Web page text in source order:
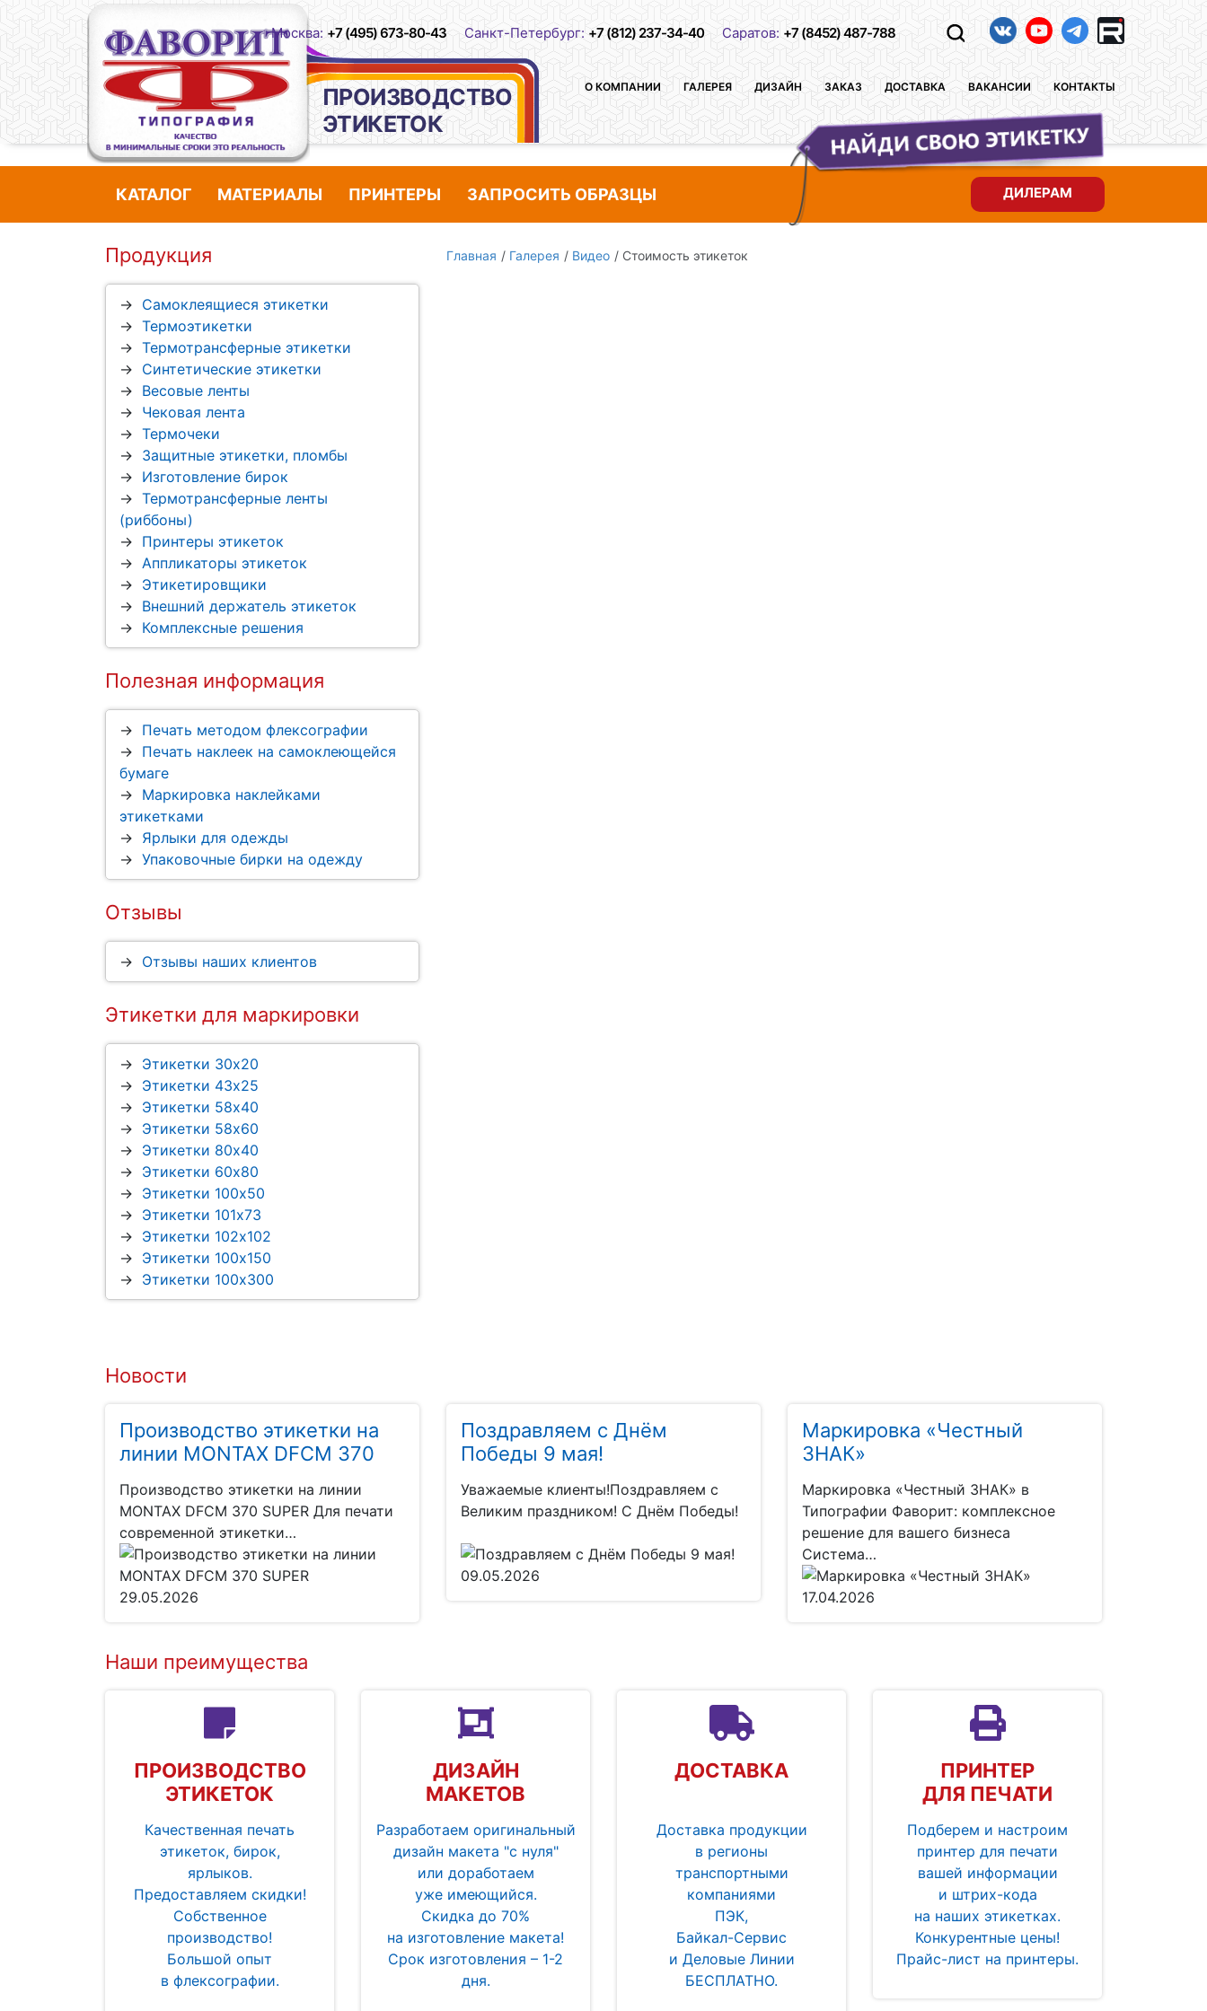
Москва: +7 (495) 673-80-43 Санкт-Петербург: +7 (812) 237-34-40 Саратов: +7 (8452) 487-788
ПРОИЗВОДСТВО
ЭТИКЕТОК
О КОМПАНИИ ГАЛЕРЕЯ ДИЗАЙН ЗАКАЗ ДОСТАВКА ВАКАНСИИ КОНТАКТЫ
КАТАЛОГ МАТЕРИАЛЫ ПРИНТЕРЫ ЗАПРОСИТЬ ОБРАЗЦЫ ДИЛЕРАМ
Продукция
Самоклеящиеся этикетки
Термоэтикетки
Термотрансферные этикетки
Синтетические этикетки
Весовые ленты
Чековая лента
Термочеки
Защитные этикетки, пломбы
Изготовление бирок
Термотрансферные ленты
(риббоны)
Принтеры этикеток
Аппликаторы этикеток
Этикетировщики
Внешний держатель этикеток
Комплексные решения
Полезная информация
Печать методом флексографии
Печать наклеек на самоклеющейся
бумаге
Маркировка наклейками
этикетками
Ярлыки для одежды
Упаковочные бирки на одежду
Отзывы
Отзывы наших клиентов
Этикетки для маркировки
Этикетки 30x20
Этикетки 43x25
Этикетки 58x40
Этикетки 58x60
Этикетки 80x40
Этикетки 60x80
Этикетки 100x50
Этикетки 101x73
Этикетки 102x102
Этикетки 100x150
Этикетки 100x300
Главная Галерея Видео Стоимость этикеток
Новости
Производство этикетки на
линии MONTAX DFCM 370
Производство этикетки на линии
MONTAX DFCM 370 SUPER Для печати
современной этикетки…
29.05.2026
Поздравляем с Днём
Победы 9 мая!
Уважаемые клиенты!Поздравляем с
Великим праздником! С Днём Победы!
09.05.2026
Маркировка «Честный
ЗНАК»
Маркировка «Честный ЗНАК» в
Типографии Фаворит: комплексное
решение для вашего бизнеса
Система…
17.04.2026
Наши преимущества
ПРОИЗВОДСТВО
ЭТИКЕТОК
Качественная печать
этикеток, бирок,
ярлыков.
Предоставляем скидки!
Собственное
производство!
Большой опыт
в флексографии.
ДИЗАЙН
МАКЕТОВ
Разработаем оригинальный
дизайн макета "с нуля"
или доработаем
уже имеющийся.
Скидка до 70%
на изготовление макета!
Срок изготовления – 1-2
дня.
ДОСТАВКА
Доставка продукции
в регионы
транспортными
компаниями
ПЭК,
Байкал-Сервис
и Деловые Линии
БЕСПЛАТНО.
ПРИНТЕР
ДЛЯ ПЕЧАТИ
Подберем и настроим
принтер для печати
вашей информации
и штрих-кода
на наших этикетках.
Конкурентные цены!
Прайс-лист на принтеры.